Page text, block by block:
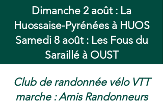
Club de randonnée vélo VTT
marche : Amis Randonneurs
Dimanche 2 août : La
Huossaise-Pyrénées à HUOS
Samedi 8 août : Les Fous du
Saraillé à OUST